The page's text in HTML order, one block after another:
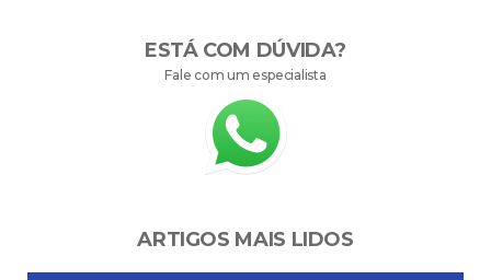
ESTÁ COM DÚVIDA?
Fale com um especialista
ARTIGOS MAIS LIDOS